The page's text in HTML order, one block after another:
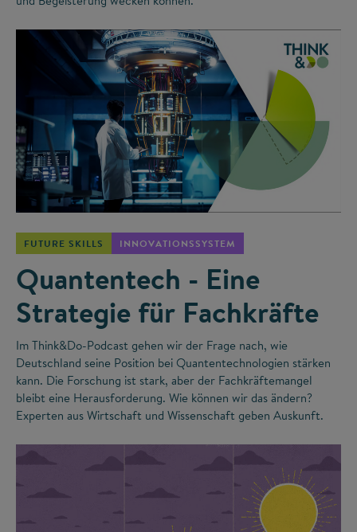
FUTURE SKILLS INNOVATIONSSYSTEM
Quantentech - Eine
Strategie für Fachkräfte
Im Think&Do-Podcast gehen wir der Frage nach, wie
Deutschland seine Position bei Quantentechnologien stärken
kann. Die Forschung ist stark, aber der Fachkräftemangel
bleibt eine Herausforderung. Wie können wir das ändern?
Experten aus Wirtschaft und Wissenschaft geben Auskunft.